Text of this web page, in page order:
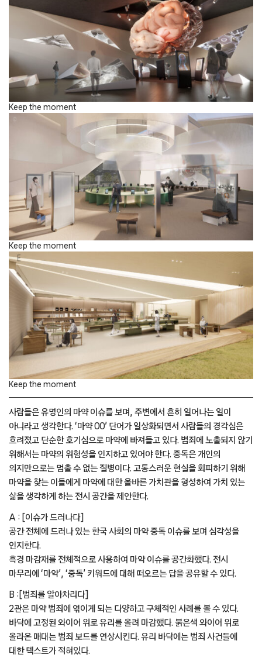
Keep the moment
Keep the moment
Keep the moment
사람들은 유명인의 마약 이슈를 보며, 주변에서 흔히 일어나는 일이
아니라고 생각한다. ‘마약 00’ 단어가 일상화되면서 사람들의 경각심은
흐려졌고 단순한 호기심으로 마약에 빠져들고 있다. 범죄에 노출되지 않기
위해서는 마약의 위험성을 인지하고 있어야 한다. 중독은 개인의
의지만으로는 멈출 수 없는 질병이다. 고통스러운 현실을 회피하기 위해
마약을 찾는 이들에게 마약에 대한 올바른 가치관을 형성하여 가치 있는
삶을 생각하게 하는 전시 공간을 제안한다.
A : [이슈가 드러나다]
공간 전체에 드러나 있는 한국 사회의 마약 중독 이슈를 보며 심각성을
인지한다.
흑경 마감재를 전체적으로 사용하여 마약 이슈를 공간화했다. 전시
마무리에 ‘마약’, ‘중독’ 키워드에 대해 떠오르는 답을 공유할 수 있다.
B :[범죄를 알아차리다]
2관은 마약 범죄에 엮이게 되는 다양하고 구체적인 사례를 볼 수 있다.
바닥에 고정된 와이어 위로 유리를 올려 마감했다. 붉은색 와이어 위로
올라온 매대는 범죄 보드를 연상시킨다. 유리 바닥에는 범죄 사건들에
대한 텍스트가 적혀있다.